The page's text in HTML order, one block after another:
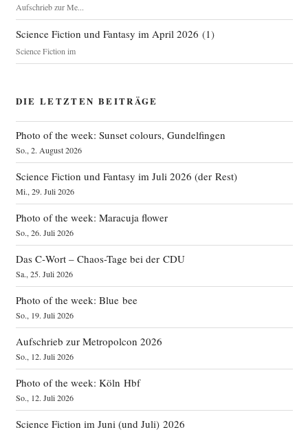
Aufschrieb zur Me...
Science Fiction und Fantasy im April 2026 (1)
Science Fiction im
DIE LETZTEN BEITRÄGE
Photo of the week: Sunset colours, Gundelfingen
So., 2. August 2026
Science Fiction und Fantasy im Juli 2026 (der Rest)
Mi., 29. Juli 2026
Photo of the week: Maracuja flower
So., 26. Juli 2026
Das C‑Wort – Chaos-Tage bei der CDU
Sa., 25. Juli 2026
Photo of the week: Blue bee
So., 19. Juli 2026
Aufschrieb zur Metropolcon 2026
So., 12. Juli 2026
Photo of the week: Köln Hbf
So., 12. Juli 2026
Science Fiction im Juni (und Juli) 2026